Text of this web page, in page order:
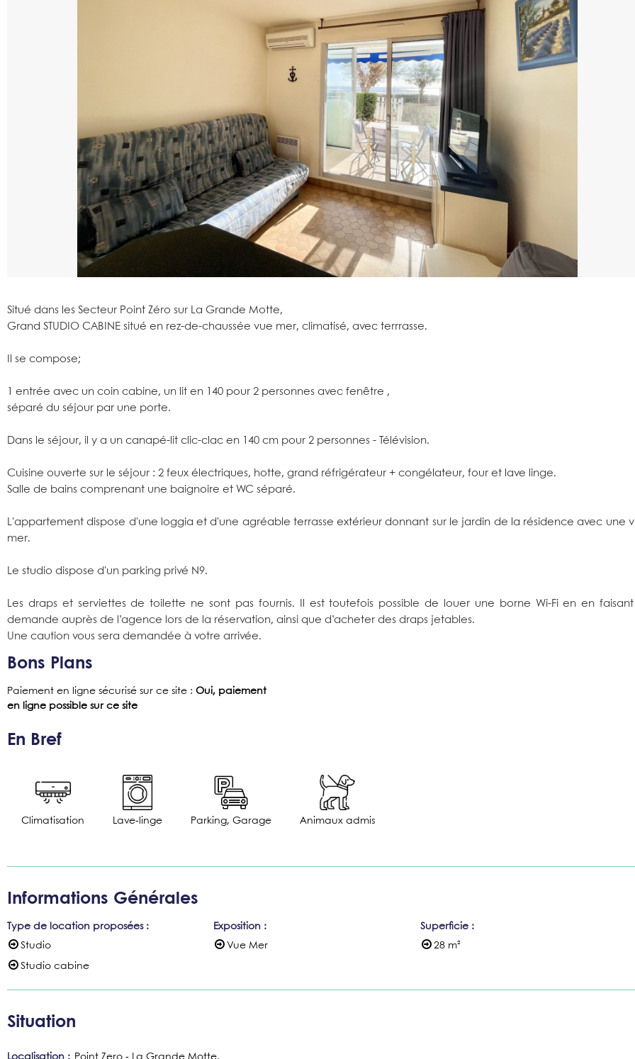
Situé dans les Secteur Point Zéro sur La Grande Motte,
Grand STUDIO CABINE situé en rez-de-chaussée vue mer, climatisé, avec terrrasse.
Il se compose;
1 entrée avec un coin cabine, un lit en 140 pour 2 personnes avec fenêtre ,
séparé du séjour par une porte.
Dans le séjour, il y a un canapé-lit clic-clac en 140 cm pour 2 personnes - Télévision.
Cuisine ouverte sur le séjour : 2 feux électriques, hotte, grand réfrigérateur + congélateur, four et lave linge.
Salle de bains comprenant une baignoire et WC séparé.
L'appartement dispose d'une loggia et d'une agréable terrasse extérieur donnant sur le jardin de la résidence avec une
mer.
Le studio dispose d'un parking privé N9.
Les draps et serviettes de toilette ne sont pas fournis. Il est toutefois possible de louer une borne Wi-Fi en en
demande auprès de l’agence lors de la réservation, ainsi que d’acheter des draps jetables.
Une caution vous sera demandée à votre arrivée.
Bons Plans
Paiement en ligne sécurisé sur ce site : Oui, paiement
en ligne possible sur ce site
En Bref
Climatisation Lave-linge Parking, Garage Animaux admis
Informations Générales
Type de location proposées :
Studio
Studio cabine
Exposition :
Vue Mer
Superficie :
28 m²
Situation
Localisation : Point Zero - La Grande Motte